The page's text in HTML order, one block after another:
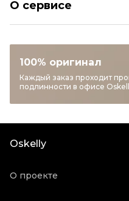
Категория
Бренд
Материал одежды
Продавец
О сервисе
100% оригинал
Каждый заказ проходит
подлинности в офисе
Oskelly
О проекте